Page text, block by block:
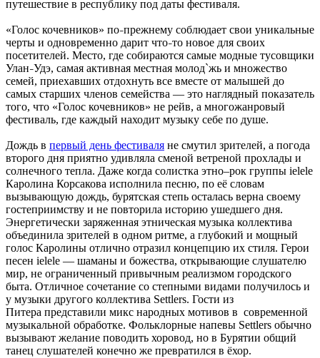
путешествие в республику под даты фестиваля.
«Голос кочевников» по–прежнему соблюдает свои уникальные
черты и одновременно дарит что–то новое для своих
посетителей. Место, где собираются самые модные тусовщики
Улан–Удэ, самая активная местная молод`жь и множество
семей, приехавших отдохнуть все вместе от малышей до
самых старших членов семейства — это наглядный показатель
того, что «Голос кочевников» не рейв, а многожанровый
фестиваль, где каждый находит музыку себе по душе.
Дождь в первый день фестиваля не смутил зрителей, а погода
второго дня приятно удивляла сменой ветреной прохлады и
солнечного тепла. Даже когда солистка этно–рок группы ielele
Каролина Корсакова исполнила песню, по её словам
вызывающую дождь, бурятская степь осталась верна своему
гостеприимству и не повторила историю ушедшего дня.
Энергетически заряженная этническая музыка коллектива
объединила зрителей в одном ритме, а глубокий и мощный
голос Каролины отлично отразил концепцию их стиля. Герои
песен ielele — шаманы и божества, открывающие слушателю
мир, не ограниченный привычным реализмом городского
быта. Отличное сочетание со степными видами получилось и
у музыки другого коллектива Settlers. Гости из
Питера представили микс народных мотивов в современной
музыкальной обработке. Фольклорные напевы Settlers обычно
вызывают желание поводить хоровод, но в Бурятии общий
танец слушателей конечно же превратился в ёхор.